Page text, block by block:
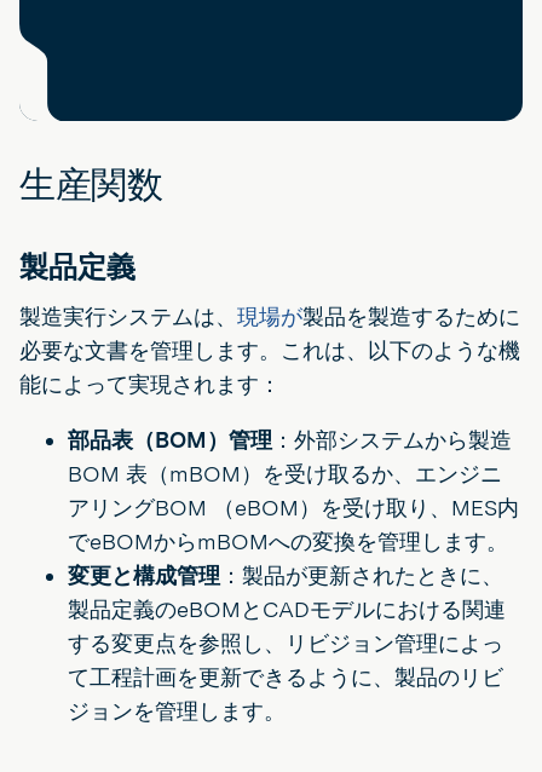
生産関数
製品定義
製造実行システムは、 現場が製品を製造するために
必要な文書を管理します。これは、以下のような機
能によって実現されます：
部品表（BOM）管理 ：外部システムから製造
BOM 表（mBOM）を受け取るか、エンジニ
アリングBOM （eBOM）を受け取り、MES内
でeBOMからmBOMへの変換を管理します。
変更と構成管理 ：製品が更新されたときに、
製品定義のeBOMとCADモデルにおける関連
する変更点を参照し、リビジョン管理によっ
て工程計画を更新できるように、製品のリビ
ジョンを管理します。